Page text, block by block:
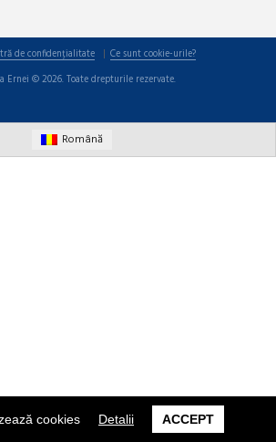
cookies Detalii ACCEPT
de confidențialitate
Ce sunt cookie-urile?
Ernei © 2026. Toate drepturile rezervate.
Română